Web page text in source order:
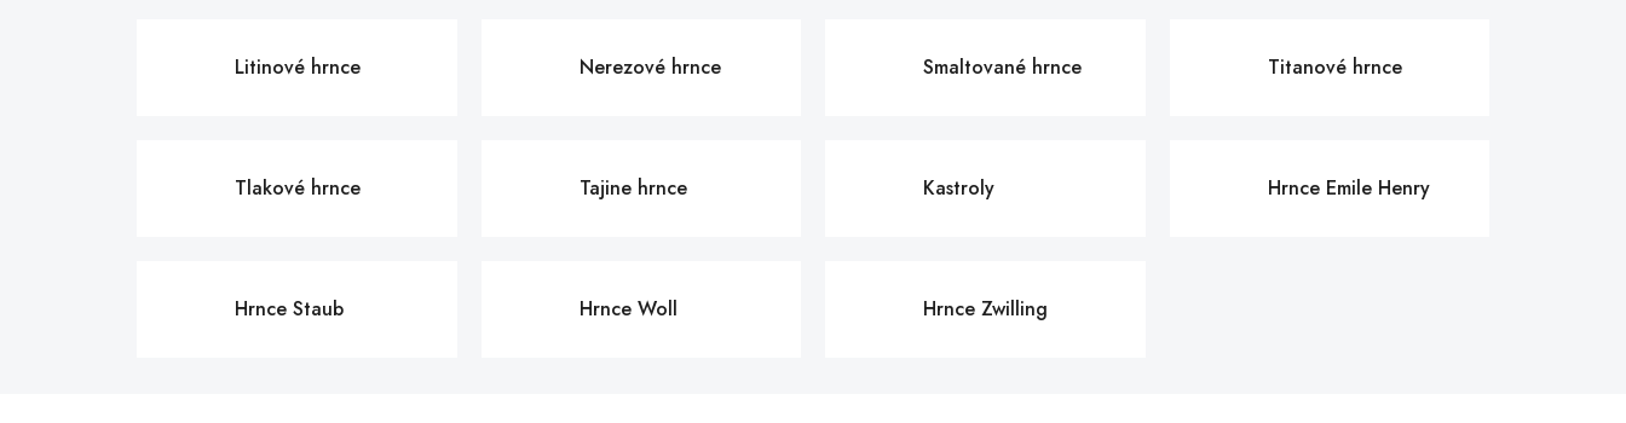
Litinové hrnce Nerezové hrnce Smaltované hrnce Titanové hrnce
Tlakové hrnce Tajine hrnce Kastroly Hrnce Emile Henry
Hrnce Staub Hrnce Woll Hrnce Zwilling